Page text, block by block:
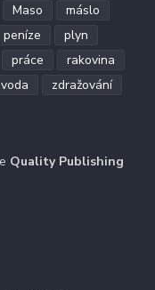
Maso
máslo
peníze
plyn
práce
rakovina
voda
zdražování
Quality Publishing